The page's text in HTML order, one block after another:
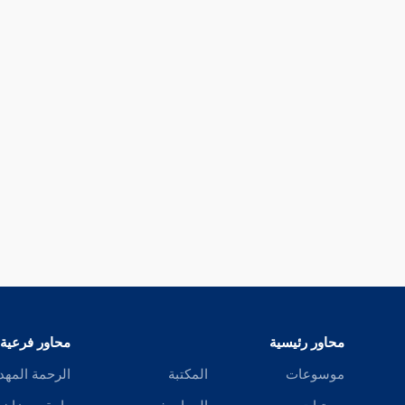
محاور رئيسية
موسوعات المكتبة
محاور فرعية
الرحمة